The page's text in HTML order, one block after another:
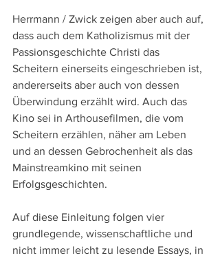
Herrmann / Zwick zeigen aber auch auf,
dass auch dem Katholizismus mit der
Passionsgeschichte Christi das
Scheitern einerseits eingeschrieben ist,
andererseits aber auch von dessen
Überwindung erzählt wird. Auch das
Kino sei in Arthousefilmen, die vom
Scheitern erzählen, näher am Leben
und an dessen Gebrochenheit als das
Mainstreamkino mit seinen
Erfolgsgeschichten.
Auf diese Einleitung folgen vier
grundlegende, wissenschaftliche und
nicht immer leicht zu lesende Essays, in